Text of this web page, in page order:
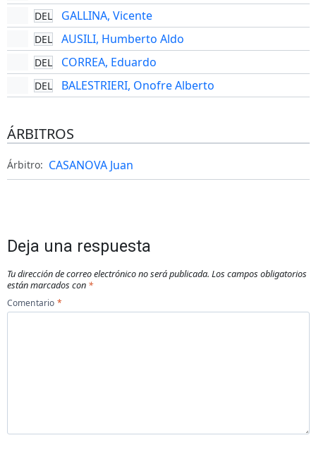
DEL GALLINA, Vicente
DEL AUSILI, Humberto Aldo
DEL CORREA, Eduardo
DEL BALESTRIERI, Onofre Alberto
ÁRBITROS
Árbitro: CASANOVA Juan
Deja una respuesta
Tu dirección de correo electrónico no será publicada. Los campos obligatorios
están marcados con *
Comentario *